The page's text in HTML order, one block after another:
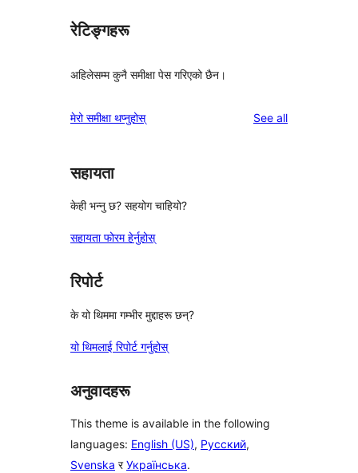
रेटिङ्गहरू
अहिलेसम्म कुनै समीक्षा पेस गरिएको छैन।
मेरो समीक्षा थप्नुहोस् See allreviews
सहायता
केही भन्नु छ? सहयोग चाहियो?
सहायता फोरम हेर्नुहोस्
रिपोर्ट
के यो थिममा गम्भीर मुद्दाहरू छन्?
यो थिमलाई रिपोर्ट गर्नुहोस्
अनुवादहरू
This theme is available in the following
languages: English (US), Русский,
Svenska रУкраїнська.